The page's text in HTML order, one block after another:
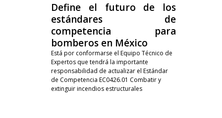
Define el futuro de los
estándares de
competencia para
bomberos en México
Está por conformarse el Equipo Técnico de
Expertos que tendrá la importante
responsabilidad de actualizar el Estándar
de Competencia EC0426.01 Combatir y
extinguir incendios estructurales